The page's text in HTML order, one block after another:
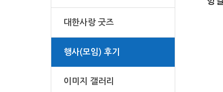
대한사랑 굿즈
행사(모임) 후기
이미지 갤러리